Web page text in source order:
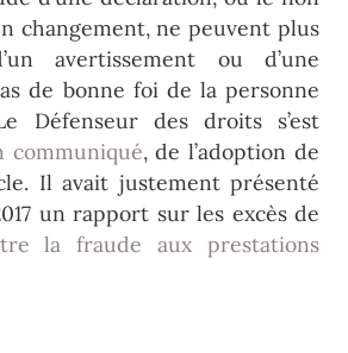
changement, ne peuvent plus
avertissement ou d’une
de bonne foi de la personne
Défenseur des droits s’est
communiqué, de l’adoption de
Il avait justement présenté
un rapport sur les excès de
la fraude aux prestations